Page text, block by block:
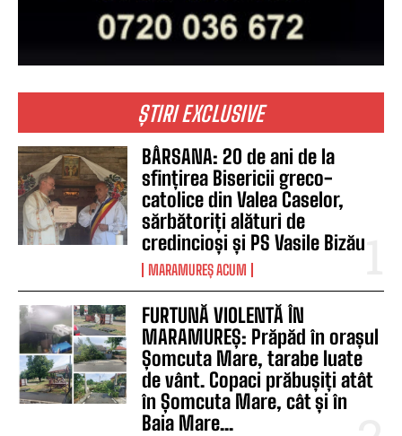
ȘTIRI EXCLUSIVE
BÂRSANA: 20 de ani de la
sfințirea Bisericii greco-
catolice din Valea Caselor,
sărbătoriți alături de
credincioși și PS Vasile Bizău
MARAMUREȘ ACUM
FURTUNĂ VIOLENTĂ ÎN
MARAMUREȘ: Prăpăd în orașul
Șomcuta Mare, tarabe luate
de vânt. Copaci prăbușiți atât
în Șomcuta Mare, cât și în
Baia Mare...